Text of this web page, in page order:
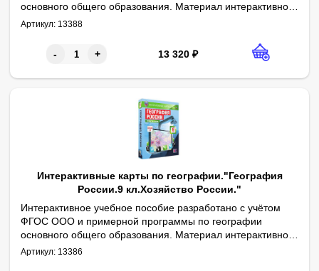
основного общего образования. Материал интерактивного
учебного пособия содержит учебные карты к курсу
1. Физическая карта России. 2. Федеративное устройство
Артикул: 13388
- + 13 320 ₽
Интерактивные карты по географии."География
России.9 кл.Хозяйство России."
Интерактивное учебное пособие разработано с учётом
ФГОС ООО и примерной программы по географии
основного общего образования. Материал интерактивного
учебного пособия содержит учебные карты к курсу
1. Физическая карта России. 2. Федеративное устройство
Артикул: 13386